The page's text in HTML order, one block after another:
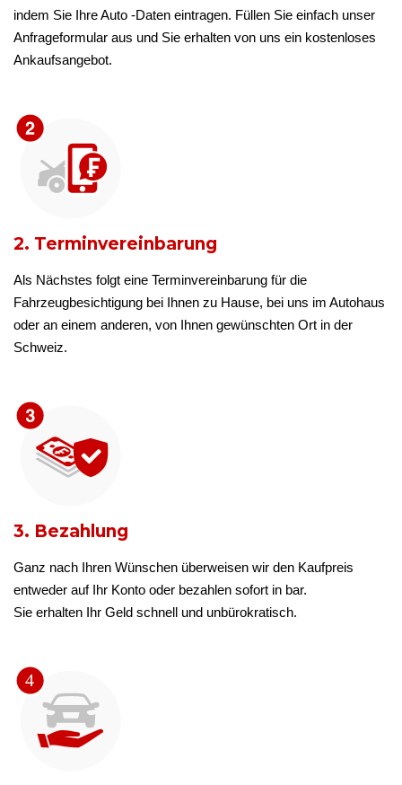
indem Sie Ihre Auto -Daten eintragen. Füllen Sie einfach unser
Anfrageformular aus und Sie erhalten von uns ein kostenloses
Ankaufsangebot.
2. Terminvereinbarung
Als Nächstes folgt eine Terminvereinbarung für die
Fahrzeugbesichtigung bei Ihnen zu Hause, bei uns im Autohaus
oder an einem anderen, von Ihnen gewünschten Ort in der
Schweiz.
3. Bezahlung
Ganz nach Ihren Wünschen überweisen wir den Kaufpreis
entweder auf Ihr Konto oder bezahlen sofort in bar.
Sie erhalten Ihr Geld schnell und unbürokratisch.